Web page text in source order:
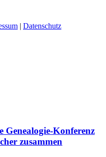
| Datenschutz
Genealogie-Konferenz
zusammen